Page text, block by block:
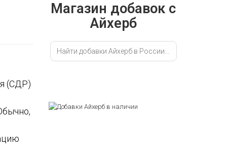
Магазин добавок с
Айхерб
(СДР)